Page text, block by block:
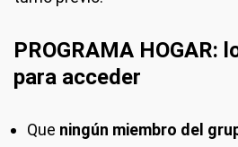
PROGRAMA HOGAR:
para acceder
Que ningún miembro del